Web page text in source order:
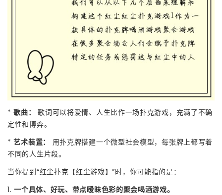
*歌曲：
歌词可以将爱情、人生比作一场扑克游戏，充满了不确
定性和博弈。
*艺术装置：
用扑克牌搭建一个微型社会模型，每张牌上都写着
不同的人生片段。
当你提到“红尘扑克【红尘游戏】”时，你可能指的是：
1.一个具体、好玩、带点暧昧色彩的聚会喝酒游戏。